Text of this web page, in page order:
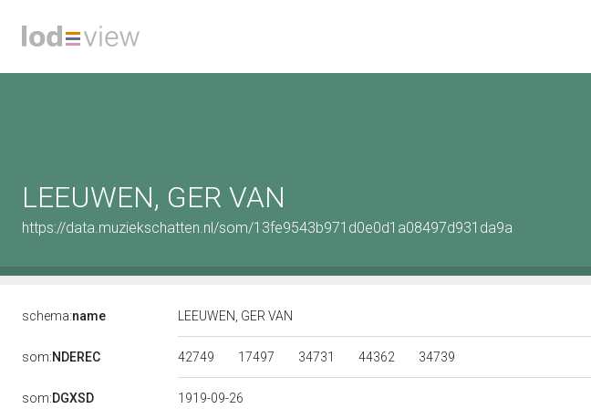
LEEUWEN, GER VAN
https://data.muziekschatten.nl/som/13fe9543b971d0e0d1a08497d931da9a
schema:name LEEUWEN, GER VAN
som:NDEREC 42749 17497 34731 44362 34739
som:DGXSD 1919-09-26